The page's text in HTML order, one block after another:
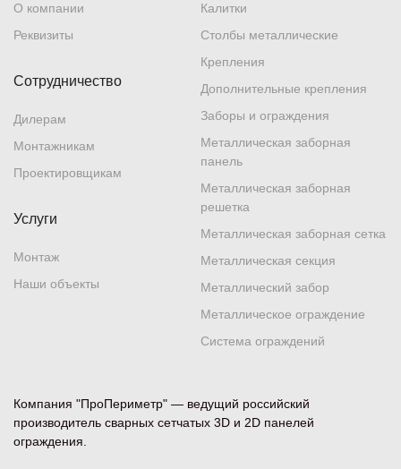
Компания "ПроПериметр" — ведущий российский
производитель сварных сетчатых 3D и 2D панелей
ограждения.
О компании
Реквизиты
Калитки
Столбы металлические
Крепления
Дополнительные крепления
Заборы и ограждения
Металлическая заборная
панель
Металлическая заборная
решетка
Металлическая заборная сетка
Металлическая секция
Металлический забор
Металлическое ограждение
Система ограждений
Сотрудничество
Дилерам
Монтажникам
Проектировщикам
Услуги
Монтаж
Наши объекты